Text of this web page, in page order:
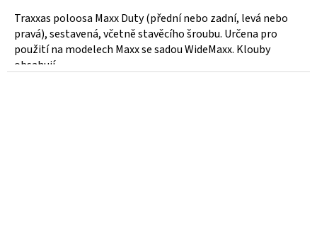
Traxxas poloosa Maxx Duty (přední nebo zadní, levá nebo
pravá), sestavená, včetně stavěcího šroubu. Určena pro
použití na modelech Maxx se sadou WideMaxx. Klouby
obsahují...